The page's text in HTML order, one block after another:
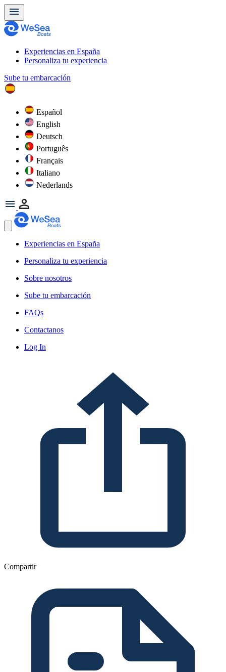
Experiencias en España
Personaliza tu experiencia
Sube tu embarcación
Español
English
Deutsch
Português
Français
Italiano
Nederlands
Experiencias en España
Personaliza tu experiencia
Sobre nosotros
Sube tu embarcación
FAQs
Contactanos
Log In
Compartir